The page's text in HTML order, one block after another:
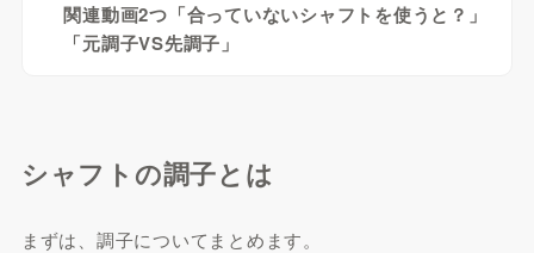
関連動画2つ「合っていないシャフトを使うと？」
「元調子VS先調子」
シャフトの調子とは
まずは、調子についてまとめます。